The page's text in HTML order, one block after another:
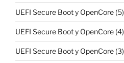
UEFI Secure Boot y OpenCore (5)
UEFI Secure Boot y OpenCore (4)
UEFI Secure Boot y OpenCore (3)